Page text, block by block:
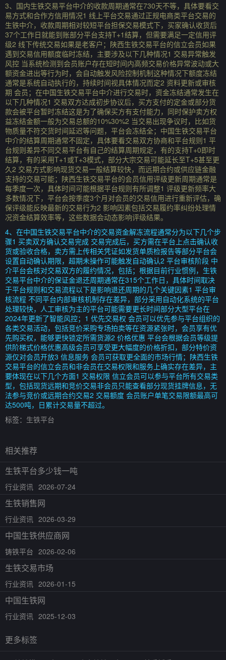
3、国内生铁交易平台中介的收款周期通常在730天不等，具体要看交
易方式和合作方信用情况1 线上平台交易通过正规电商类平台交易的
生铁中介，收款周期相对较短平台担保交易模式下，买家确认收货后
37个工作日就能到账部分平台支持T+1结算，但需要满足一定信用评
级2 线下传统交易如果是老客户；陕西生铁交易平台的信立会员如果
遇到交易信用额度临时冻结，主要涉及以下几种情况1 交易异常触发
风控 当系统检测到会员账户存在短时间内高频交易价格异常波动或大
额资金进出等行为时，会自动触发风险控制机制这种情况下额度冻结
通常是系统自动执行的，持续时间视具体情况而定2 资料更新或审核
期 会员；在中国生铁交易平台中介进行交易时，资金冻结通常发生在
以下几种情况1 交易双方达成初步协议后，买方支付的定金或部分货
款会被平台暂时冻结这是为了确保买方有支付能力，同时保护卖方权
益冻结金额一般为交易总额的10%30%2 当交易出现争议时，比如货
物质量不符交货时间延迟等问题，平台会冻结全；中国生铁交易平台
中介的结算周期通常不固定，具体要看交易双方协商和平台规则1 平
台规则差异不同交易平台有自己的结算周期规定，有的支持T+0即时
结算，有的采用T+1或T+3模式，部分大宗交易可能延长至T+5甚至更
久2 交易方式影响现货交易一般结算较快，而远期合约或供应链金融
支持的交易可能；陕西生铁交易平台的会员信用评级更新周期通常是
每季度一次，具体时间可能根据平台规则有所调整1 评级更新频率大
多数情况下，平台会按季度3个月对会员的交易信用进行重新评估，确
保评级能反映最新的交易行为2 影响因素包括交易履约率纠纷处理情
况资金结算效率等，这些数据会动态影响评级结果。
4、在中国生铁交易平台中介的交易资金解冻流程通常分为以下几个步
骤1 买卖双方确认交易完成 交易完成后，买方需在平台上点击确认收
货或验收合格，卖方需上传相关凭证如发货单质检报告等部分平台会
设置自动确认期限，超期未操作可能触发自动确认2 平台审核阶段 中
介平台会核对交易双方的履约情况，包括；根据目前行业惯例，生铁
交易平台中介的保证金退还周期通常在315个工作日，具体时间取决
于平台规则和交易流程以下是影响退还周期的几个关键因素1 平台审
核流程 不同平台内部审核机制存在差异，部分采用自动化系统的平台
处理较快，人工审核为主的平台可能需要更长时间部分大型平台在
2024年更新了智能风控；1 优先交易权 会员可以优先参与平台组织的
各类交易活动，包括竞价采购专场拍卖等在资源紧张时，会员享有优
先购买权，能够更快锁定所需货源2 价格优惠 平台会根据会员等级提
供阶梯式价格优惠高级会员可享受更大幅度的价格折扣，部分特价资
源仅对会员开放3 信息服务 会员可获取更全面的市场行情；陕西生铁
交易平台的信立会员和非会员在交易权限和服务上确实存在差异，主
要体现在以下几个方面1 交易权限 信立会员可以参与平台所有交易类
型，包括现货远期和竞价交易非会员只能查看部分现货挂牌信息，无
法参与竞价或远期合约交易2 交易额度 会员账户单笔交易限额最高可
达500吨，日累计交易量不超过。
标签： 生铁平台
相关推荐
生铁平台多少钱一吨
行业资讯 2026-07-24
生铁销售网
行业资讯 2026-03-29
中国生铁供应商网
铸铁平台 2026-02-06
生铁交易市场
行业资讯 2026-01-15
中国生铁网
行业资讯 2025-12-03
更多标签